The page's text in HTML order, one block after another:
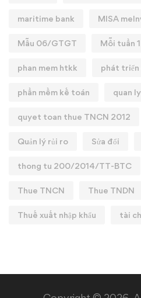
maritime bank MISA
Mẫu 06/GTGT Mỗi tuần
phan mem htkk phát triển
phần mềm kế toán quan
quyet toan thue TNCN 2012
Quản lý rủi ro Sửa đổi
thong tu 200/2014/TT-BTC
Thue TNCN Thue TNDN
Thuế xuất nhập khẩu tài